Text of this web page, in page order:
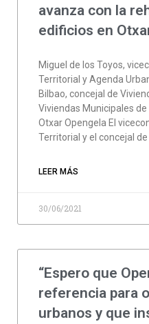
avanza con la
edificios en
Miguel de los Toyos,
Territorial y Agenda
Bilbao, concejal de
Viviendas Municipales
Otxar Opengela El
Territorial y el concejal
LEER MÁS
30/06/2021
“Espero que
referencia para
urbanos y que